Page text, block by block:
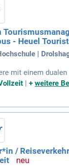
- Heuel
|
mit einem
der Theorie,
ist
an.
mit über 10
und mehr. Als Teil
zahlen –
Reise mit uns
im Tourismus!
+ weitere
/